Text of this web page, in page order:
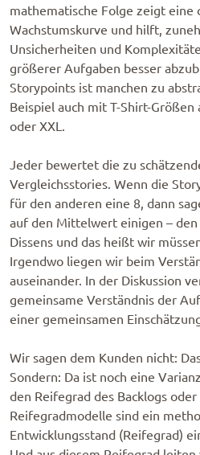
mathematische Folge zeigt eine
Wachstumskurve und hilft,
Unsicherheiten und
größerer Aufgaben besser
Storypoints ist manchen zu
Beispiel auch mit T-Shirt-Größen
oder XXL.
Jeder bewertet die zu
Vergleichsstories. Wenn die
für den anderen eine 8, dann
auf den Mittelwert einigen –
Dissens und das heißt wir
Irgendwo liegen wir beim
auseinander. In der Diskussion
gemeinsame Verständnis der
einer gemeinsamen
Wir sagen dem Kunden nicht:
Sondern: Da ist noch eine
den Reifegrad des Backlogs
Reifegradmodelle sind ein
Entwicklungsstand (Reifegrad)